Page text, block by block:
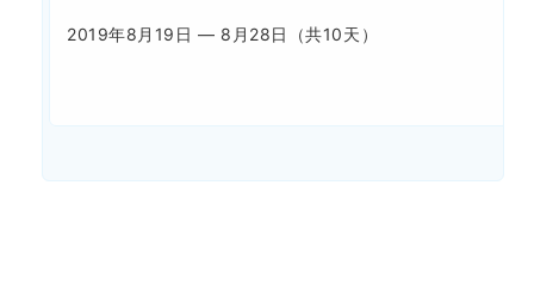
2019年8月19日 — 8月28日（共10天）